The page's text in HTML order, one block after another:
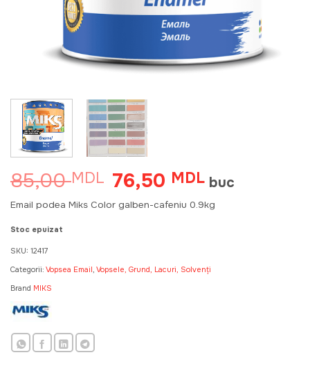
85,00MDL Prețul
inițial
a
76,50 MDLPrețul
curent
este:
buc
Email podea Miks Color galben-cafeniu 0.9kg
Stoc epuizat
SKU: 12417
Categorii: Vopsea Email, Vopsele, Grund, Lacuri, Solvenți
Brand MIKS